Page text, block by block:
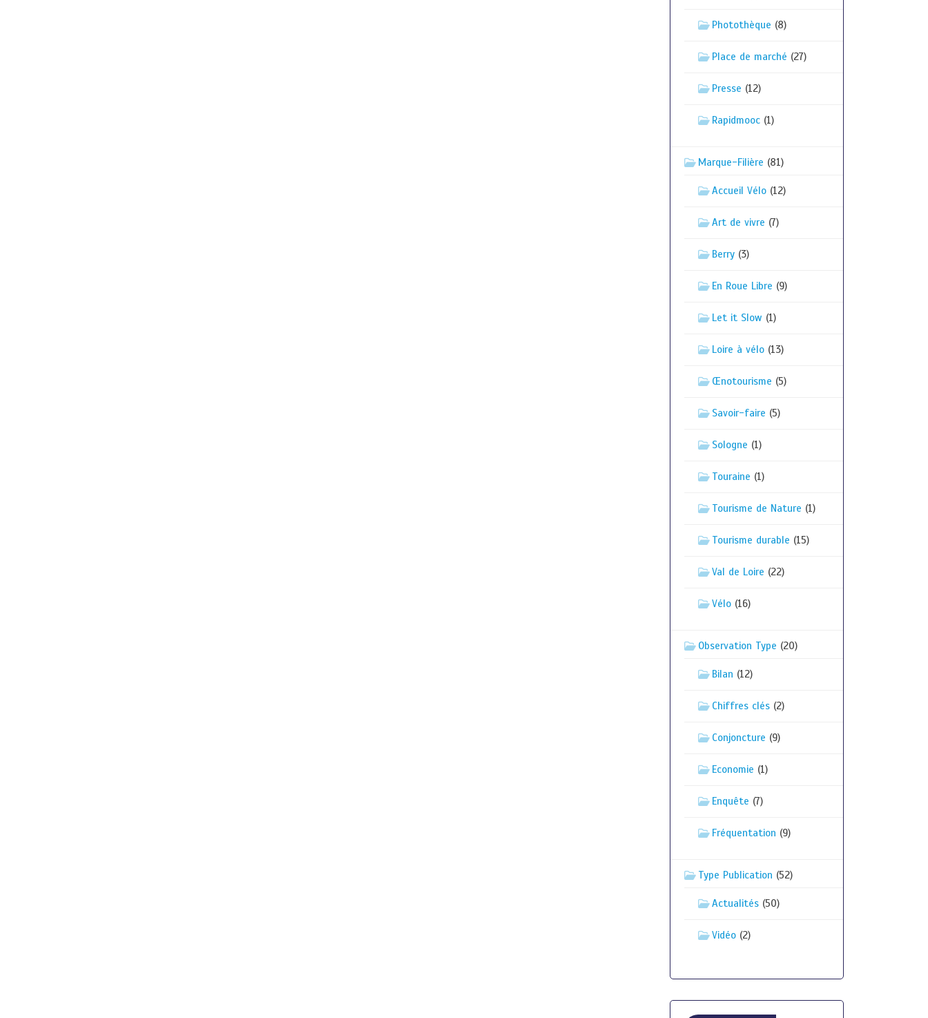
Photothèque (8)
Place de marché (27)
Presse (12)
Rapidmooc(1)
Marque-Filière (81)
Accueil Vélo(12)
Art de vivre (7)
Berry(3)
En Roue Libre (9)
Let it Slow (1)
Loire à vélo(13)
Œnotourisme (5)
Savoir-faire (5)
Sologne (1)
Touraine (1)
Tourisme de Nature (1)
Tourisme durable (15)
Val de Loire (22)
Vélo(16)
Observation Type (20)
Bilan (12)
Chiffres clés(2)
Conjoncture (9)
Economie (1)
Enquête (7)
Fréquentation (9)
Type Publication (52)
Actualités(50)
Vidéo(2)